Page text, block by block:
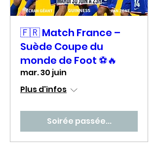
🇫🇷 Match France –
Suède Coupe du
monde de Foot ⚽🔥
mar. 30 juin
Plus d'infos
Soirée passée...